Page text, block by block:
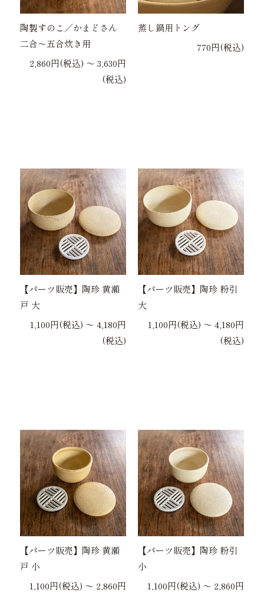
陶製すのこ／かまどさん
二合～五合炊き用
2,860円(税込) 〜 3,630円
(税込)
蒸し鍋用トング
770円(税込)
【パーツ販売】陶珍 黄瀬
戸 大
1,100円(税込) 〜 4,180円
(税込)
【パーツ販売】陶珍 粉引
大
1,100円(税込) 〜 4,180円
(税込)
【パーツ販売】陶珍 黄瀬
戸 小
1,100円(税込) 〜 2,860円
【パーツ販売】陶珍 粉引
小
1,100円(税込) 〜 2,860円